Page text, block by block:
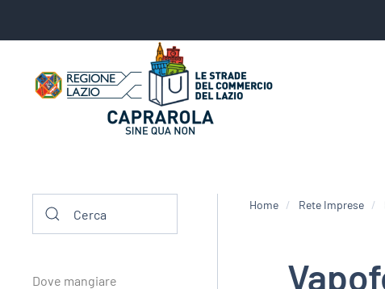
Home Rete Imprese
Dove mangiare